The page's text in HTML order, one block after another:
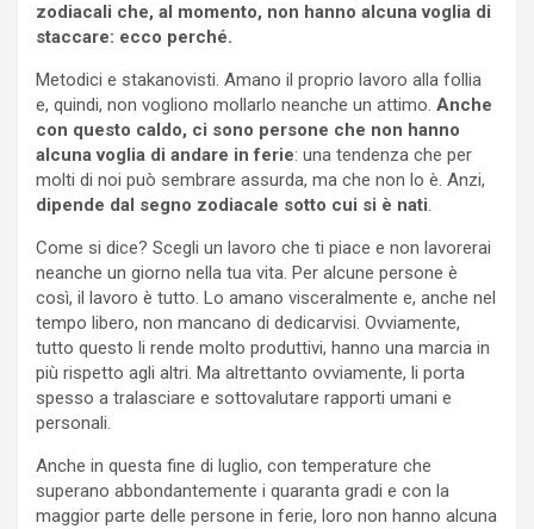
zodiacali che, al momento, non hanno alcuna voglia di
staccare: ecco perché.
Metodici e stakanovisti. Amano il proprio lavoro alla follia
e, quindi, non vogliono mollarlo neanche un attimo. Anche
con questo caldo, ci sono persone che non hanno
alcuna voglia di andare in ferie: una tendenza che per
molti di noi può sembrare assurda, ma che non lo è. Anzi,
dipende dal segno zodiacale sotto cui si è nati.
Come si dice? Scegli un lavoro che ti piace e non lavorerai
neanche un giorno nella tua vita. Per alcune persone è
così, il lavoro è tutto. Lo amano visceralmente e, anche nel
tempo libero, non mancano di dedicarvisi. Ovviamente,
tutto questo li rende molto produttivi, hanno una marcia in
più rispetto agli altri. Ma altrettanto ovviamente, li porta
spesso a tralasciare e sottovalutare rapporti umani e
personali.
Anche in questa fine di luglio, con temperature che
superano abbondantemente i quaranta gradi e con la
maggior parte delle persone in ferie, loro non hanno alcuna